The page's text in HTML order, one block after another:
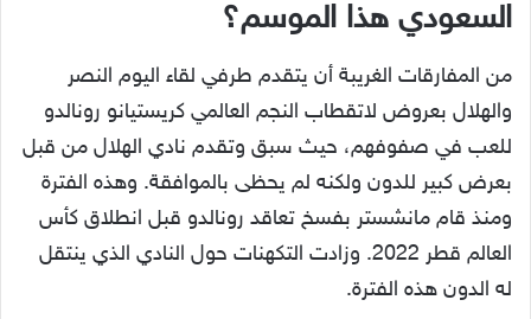
السعودي هذا الموسم؟
من المفارقات الغريبة أن يتقدم طرفي لقاء اليوم النصر
والهلال بعروض لاتقطاب النجم العالمي كريستيانو رونالدو
للعب في صفوفهم، حيث سبق وتقدم نادي الهلال من قبل
بعرض كبير للدون ولكنه لم يحظى بالموافقة. وهذه الفترة
ومنذ قام مانشستر بفسخ تعاقد رونالدو قبل انطلاق كأس
العالم قطر 2022. وزادت التكهنات حول النادي الذي ينتقل
له الدون هذه الفترة.